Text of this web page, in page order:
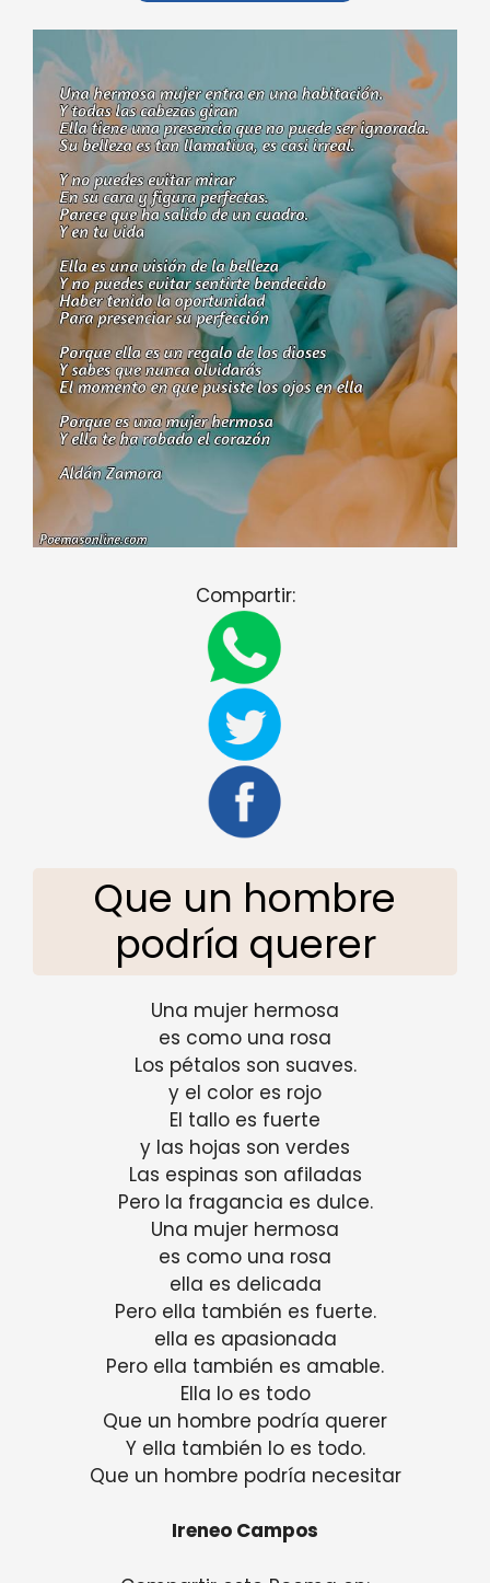
Compartir:
Que un hombre
podría querer
Una mujer hermosa
es como una rosa
Los pétalos son suaves.
y el color es rojo
El tallo es fuerte
y las hojas son verdes
Las espinas son afiladas
Pero la fragancia es dulce.
Una mujer hermosa
es como una rosa
ella es delicada
Pero ella también es fuerte.
ella es apasionada
Pero ella también es amable.
Ella lo es todo
Que un hombre podría querer
Y ella también lo es todo.
Que un hombre podría necesitar
Ireneo Campos